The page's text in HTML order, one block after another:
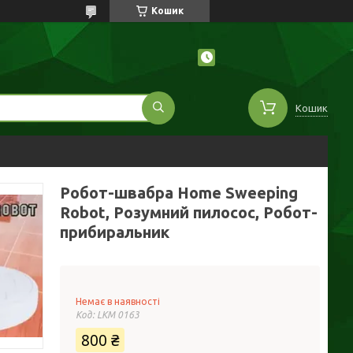
Кошик
Кошик
Робот-швабра Home Sweeping
Robot, Розумний пилосос, Робот-
прибиральник
Немає в наявності
Код: LKM 0163
800 ₴